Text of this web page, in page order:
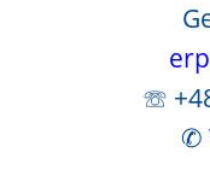
☏
✆